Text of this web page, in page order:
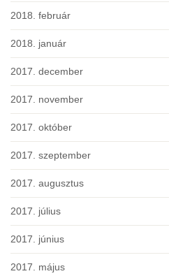
2018. február
2018. január
2017. december
2017. november
2017. október
2017. szeptember
2017. augusztus
2017. július
2017. június
2017. május